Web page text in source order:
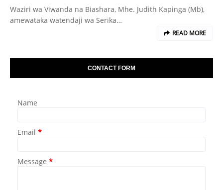
Waziri wa Viwanda na Biashara, Mhe. Judith Kapinga (Mb),
amewataka watendaji wa Serika…
READ MORE
CONTACT FORM
Name
Email *
Message *